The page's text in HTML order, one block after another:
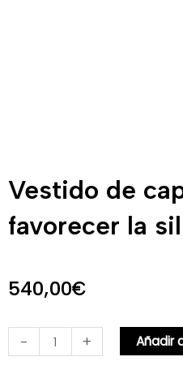
Vestido de
favorecer la
540,00€
-
de
+ Añadir